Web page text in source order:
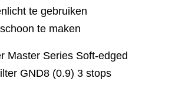
te gebruiken
te maken
Master Series Soft-edged
GND8 (0.9) 3 stops